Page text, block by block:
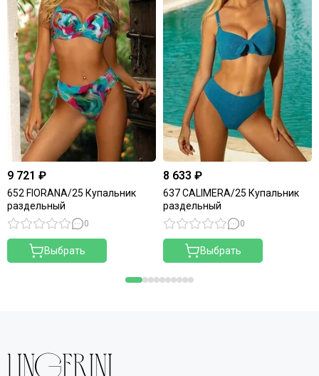
9 721 ₽
652 FIORANA/25 Купальник
раздельный
0
Выбрать
8 633 ₽
637 CALIMERA/25 Купальник
раздельный
0
Выбрать